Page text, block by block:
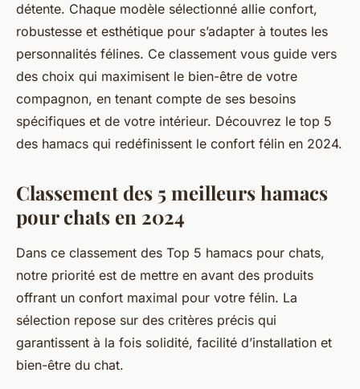
détente. Chaque modèle sélectionné allie confort,
robustesse et esthétique pour s’adapter à toutes les
personnalités félines. Ce classement vous guide vers
des choix qui maximisent le bien-être de votre
compagnon, en tenant compte de ses besoins
spécifiques et de votre intérieur. Découvrez le top 5
des hamacs qui redéfinissent le confort félin en 2024.
Classement des 5 meilleurs hamacs
pour chats en 2024
Dans ce classement des Top 5 hamacs pour chats,
notre priorité est de mettre en avant des produits
offrant un confort maximal pour votre félin. La
sélection repose sur des critères précis qui
garantissent à la fois solidité, facilité d’installation et
bien-être du chat.